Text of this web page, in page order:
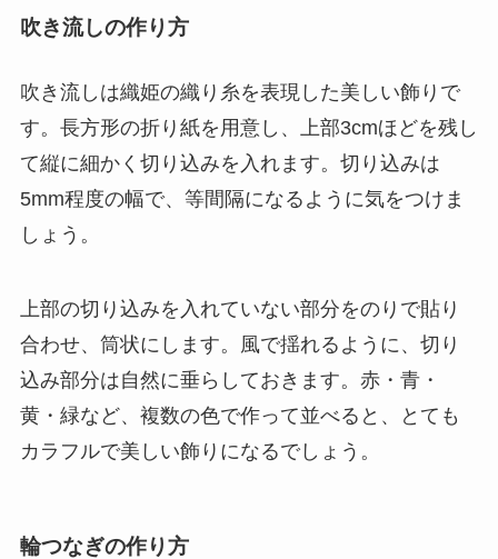
吹き流しの作り方
吹き流しは織姫の織り糸を表現した美しい飾りで
す。長方形の折り紙を用意し、上部3cmほどを残し
て縦に細かく切り込みを入れます。切り込みは
5mm程度の幅で、等間隔になるように気をつけま
しょう。
上部の切り込みを入れていない部分をのりで貼り
合わせ、筒状にします。風で揺れるように、切り
込み部分は自然に垂らしておきます。赤・青・
黄・緑など、複数の色で作って並べると、とても
カラフルで美しい飾りになるでしょう。
輪つなぎの作り方